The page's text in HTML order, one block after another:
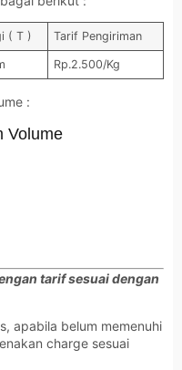
( T ) Tarif Pengiriman
Rp.2.500/Kg
:
Volume
tarif sesuai dengan
apabila belum memenuhi
charge sesuai